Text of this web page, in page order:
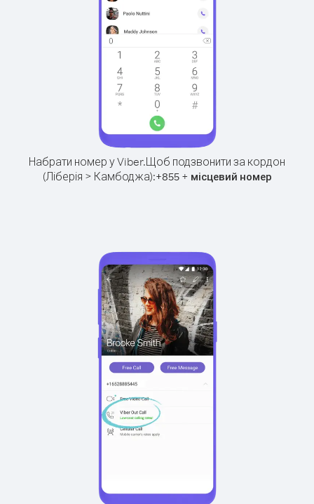
Набрати номер у Viber.Щоб подзвонити за кордон
(Ліберія > Камбоджа):+855+ місцевий номер